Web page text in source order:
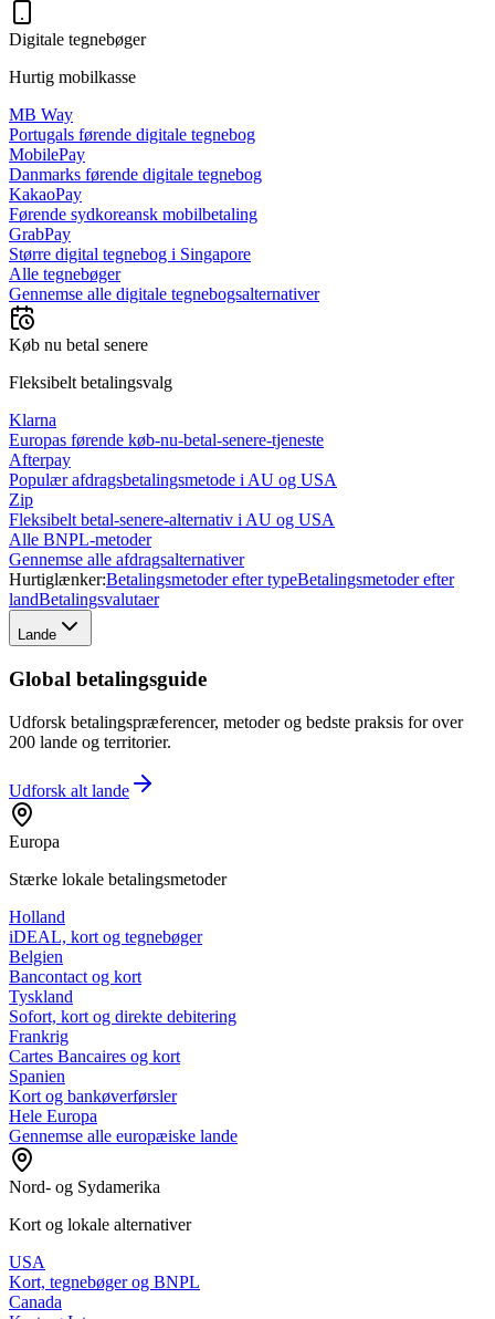
Digitale tegnebøger
Hurtig mobilkasse
MB Way
Portugals førende digitale tegnebog
MobilePay
Danmarks førende digitale tegnebog
KakaoPay
Førende sydkoreansk mobilbetaling
GrabPay
Større digital tegnebog i Singapore
Alle tegnebøger
Gennemse alle digitale tegnebogsalternativer
Køb nu betal senere
Fleksibelt betalingsvalg
Klarna
Europas førende køb-nu-betal-senere-tjeneste
Afterpay
Populær afdragsbetalingsmetode i AU og USA
Zip
Fleksibelt betal-senere-alternativ i AU og USA
Alle BNPL-metoder
Gennemse alle afdragsalternativer
Hurtiglænker:Betalingsmetoder efter typeBetalingsmetoder efter
landBetalingsvalutaer
Lande
Global betalingsguide
Udforsk betalingspræferencer, metoder og bedste praksis for over
200 lande og territorier.
Udforsk alt lande
Europa
Stærke lokale betalingsmetoder
Holland
iDEAL, kort og tegnebøger
Belgien
Bancontact og kort
Tyskland
Sofort, kort og direkte debitering
Frankrig
Cartes Bancaires og kort
Spanien
Kort og bankøverførsler
Hele Europa
Gennemse alle europæiske lande
Nord- og Sydamerika
Kort og lokale alternativer
USA
Kort, tegnebøger og BNPL
Canada